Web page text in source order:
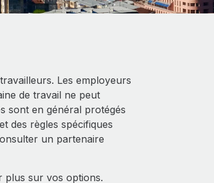
Les employeurs
de travail ne peut
sont en général protégés
des règles spécifiques
un partenaire
plus sur vos options.